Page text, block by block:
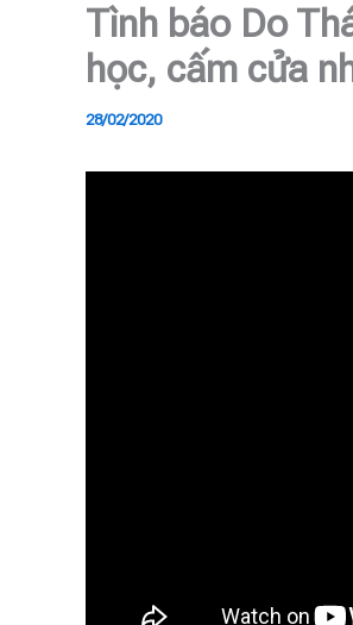
Tình báo Do
học, cấm cửa
28/02/2020